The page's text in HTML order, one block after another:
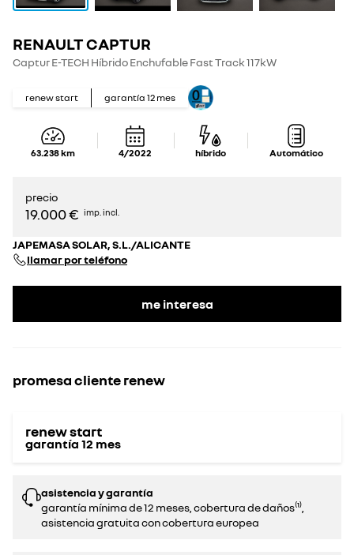
RENAULT CAPTUR
Captur E-TECH Híbrido Enchufable Fast Track 117kW
renew start garantía 12 mes
63.238km 4/2022 híbrido Automático
precio
19.000 € imp. incl.
JAPEMASA SOLAR, S.L./ALICANTE
llamar por teléfono
me interesa
promesa cliente renew
renew start
garantía 12 mes
asistencia y garantía
garantía mínima de 12 meses, cobertura de daños⁽¹⁾,
asistencia gratuita con cobertura europea